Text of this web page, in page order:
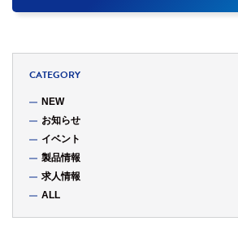
CATEGORY
NEW
お知らせ
イベント
製品情報
求人情報
ALL